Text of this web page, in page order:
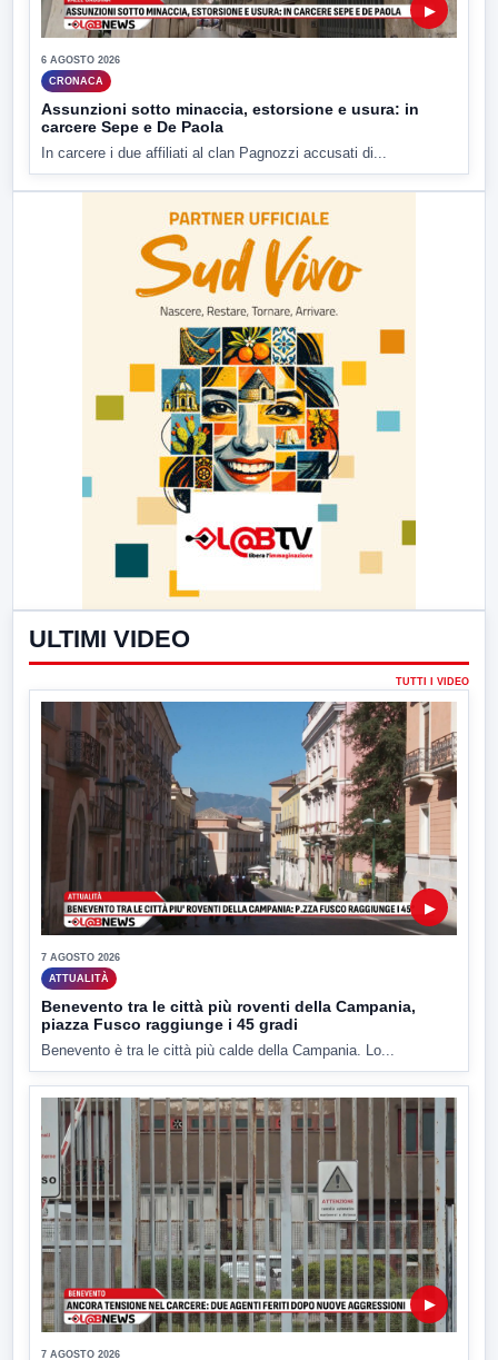
▶
6 AGOSTO 2026
CRONACA
Assunzioni sotto minaccia, estorsione e usura: in
carcere Sepe e De Paola
In carcere i due affiliati al clan Pagnozzi accusati di...
ULTIMI VIDEO
TUTTI I VIDEO
▶
7 AGOSTO 2026
ATTUALITÀ
Benevento tra le città più roventi della Campania,
piazza Fusco raggiunge i 45 gradi
Benevento è tra le città più calde della Campania. Lo...
▶
7 AGOSTO 2026